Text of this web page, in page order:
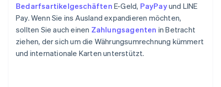
Bedarfsartikelgeschäften E-Geld, PayPayund LINE
Pay. Wenn Sie ins Ausland expandieren möchten,
sollten Sie auch einen Zahlungsagenten in Betracht
ziehen, der sich um die Währungsumrechnung kümmert
und internationale Karten unterstützt.